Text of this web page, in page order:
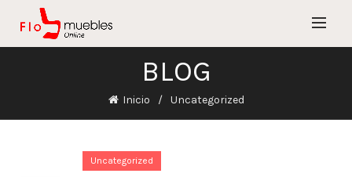
BLOG
Inicio Uncategorized
Uncategorized